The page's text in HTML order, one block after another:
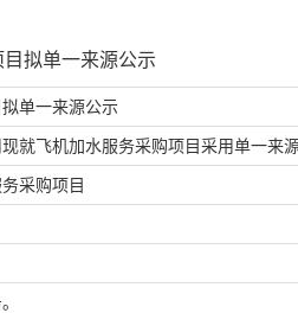
拟单一来源公示
单一来源公示
就飞机加水服务采购项目采用单一来
采购项目